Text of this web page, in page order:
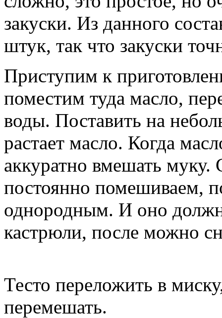
закуски. Из данного
штук, так что закуски
Приступим к
поместим туда масло,
воды. Поставить на
растает масло. Когда
аккуратно вмешать муку.
постоянно помешиваем,
однородным. И оно
кастрюли, после можно
Тесто переложить в
перемешать.